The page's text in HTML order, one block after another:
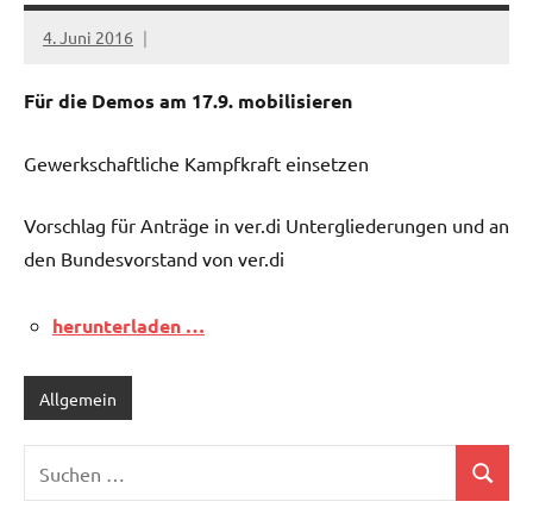
4. Juni 2016
Ilja
Für die Demos am 17.9. mobilisieren
Gewerkschaftliche Kampfkraft einsetzen
Vorschlag für Anträge in ver.di Untergliederungen und an
den Bundesvorstand von ver.di
herunterladen …
Allgemein
nach:
Suchen